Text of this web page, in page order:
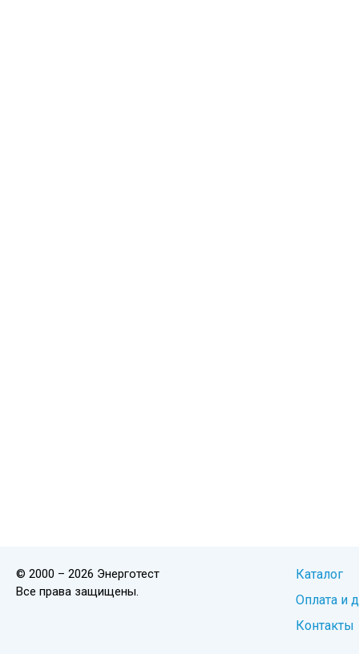
© 2000 – 2026 Энерготест
Все права защищены.
Каталог
Оплата и
Контакты